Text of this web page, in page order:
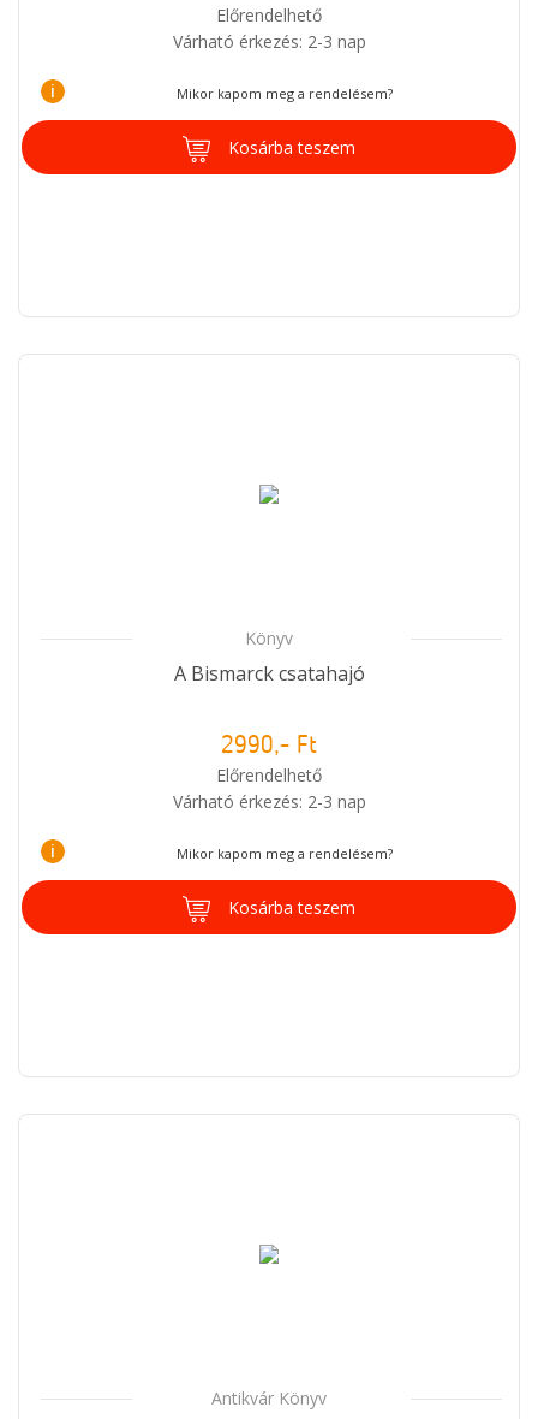
Előrendelhető
Várható érkezés: 2-3 nap
i Mikor kapom meg a rendelésem?
Kosárba teszem
Könyv
A Bismarck csatahajó
2990,- Ft
Előrendelhető
Várható érkezés: 2-3 nap
i Mikor kapom meg a rendelésem?
Kosárba teszem
Antikvár Könyv